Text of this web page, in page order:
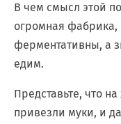
В чем смысл этой
огромная фабрика,
ферментативны, а
едим.
Представьте, что
привезли муки, и